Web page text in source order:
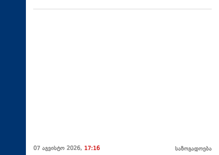
07 აგვისტო 2026, 17:16 საზოგადოება